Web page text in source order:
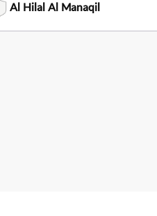
Al Hilal Al Manaqil